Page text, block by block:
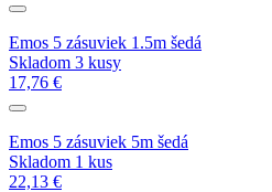
Emos 5 zásuviek 1.5m šedá
Skladom 3 kusy
17,76 €
Emos 5 zásuviek 5m šedá
Skladom 1 kus
22,13 €